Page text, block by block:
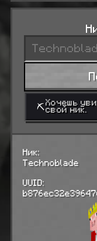
⛏Хочешь
свой ник.
Ник:
Technoblade
UUID: